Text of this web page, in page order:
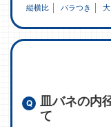
縦横比
バラつき
皿バネの内
て